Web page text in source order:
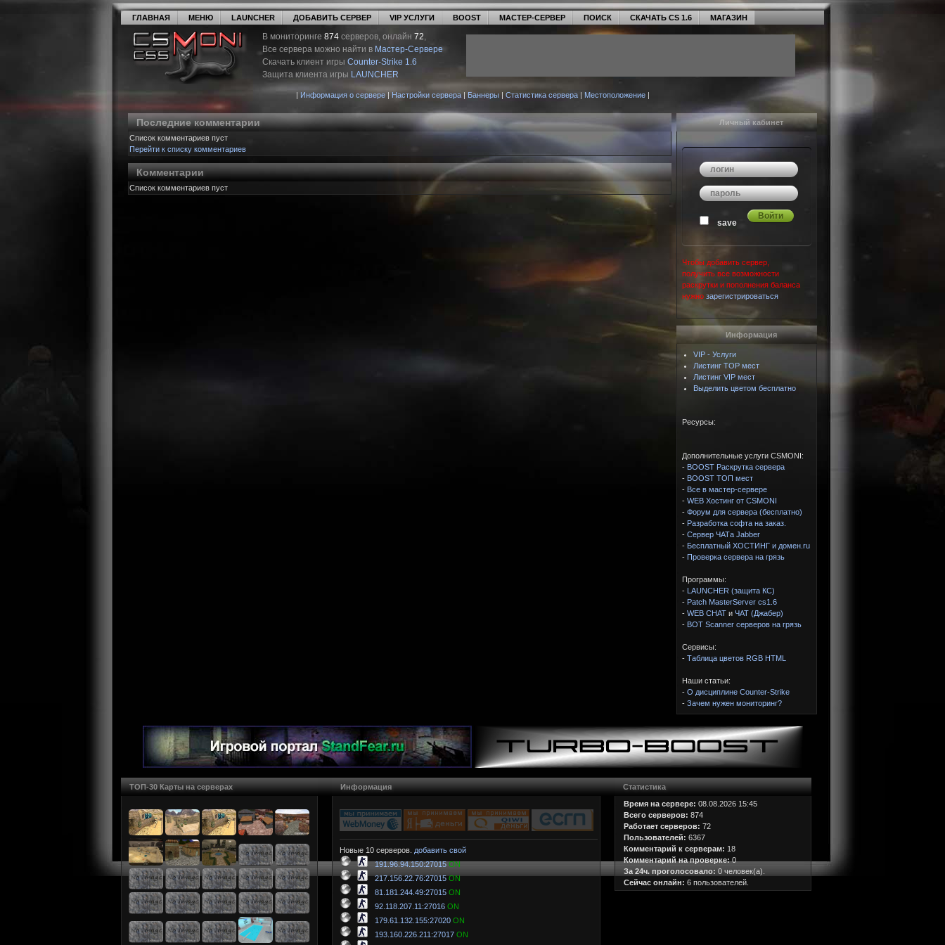
ГЛАВНАЯ МЕНЮ LAUNCHER ДОБАВИТЬ СЕРВЕР VIP УСЛУГИ BOOST МАСТЕР-СЕРВЕР ПОИСК СКАЧАТЬ CS 1.6 МАГАЗИН
В мониторинге 874 серверов, онлайн 72,
Все сервера можно найти в Мастер-Сервере
Скачать клиент игры Counter-Strike 1.6
Защита клиента игры LAUNCHER
| Информация о сервере| Настройки сервера| Баннеры| Статистика сервера| Местоположение|
Последние комментарии
Список комментариев пуст
Перейти к списку комментариев
Комментарии
Список комментариев пуст
Личный кабинет
save
Чтобы добавить сервер,
получить все возможности
раскрутки и пополнения баланса
нужно зарегистрироваться
Информация
VIP - Услуги
Листинг TOP мест
Листинг VIP мест
Выделить цветом бесплатно
Ресурсы:
Дополнительные услуги CSMONI:
- BOOST Раскрутка сервера
- BOOST ТОП мест
- Все в мастер-сервере
- WEB Хостинг от CSMONI
- Форум для сервера (бесплатно)
- Разработка софта на заказ.
- Сервер ЧАТа Jabber
- Бесплатный ХОСТИНГ и домен.ru
- Проверка сервера на грязь
Программы:
- LAUNCHER (защита КС)
- Patch MasterServer cs1.6
- WEB CHAT и ЧАТ (Джабер)
- BOT Scanner серверов на грязь
Сервисы:
- Таблица цветов RGB HTML
Наши статьи:
- О дисциплине Counter-Strike
- Зачем нужен мониторинг?
ТОП-30 Карты на серверах Информация
Новые 10 серверов. добавить свой
191.96.94.150:27015ON
217.156.22.76:27015ON
81.181.244.49:27015 ON
92.118.207.11:27016 ON
179.61.132.155:27020 ON
193.160.226.211:27017 ON
Статистика
Время на сервере: 08.08.2026 15:45
Всего серверов: 874
Работает серверов: 72
Пользователей: 6367
Комментарий к серверам: 18
Комментарий на проверке:0
За 24ч. проголосовало: 0 человек(а).
Сейчас онлайн: 6 пользователей.